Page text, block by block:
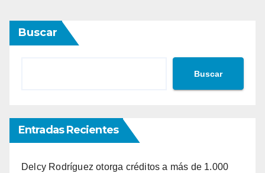
Buscar
Buscar
Entradas Recientes
Delcy Rodríguez otorga créditos a más de 1.000